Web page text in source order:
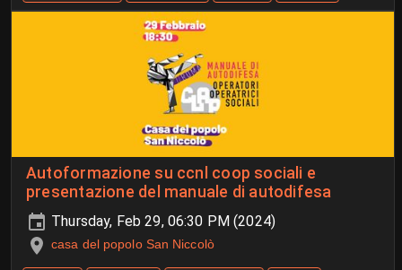
Autoformazione su ccnl coop sociali e
presentazione del manuale di autodifesa
Thursday, Feb 29, 06:30 PM (2024)
casa del popolo San Niccolò